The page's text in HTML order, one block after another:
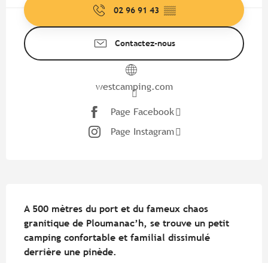
02 96 91 43 ▒▒
Contactez-nous
westcamping.com
Page Facebook
Page Instagram
A 500 mètres du port et du fameux chaos
granitique de Ploumanac’h, se trouve un petit
camping confortable et familial dissimulé
derrière une pinède.